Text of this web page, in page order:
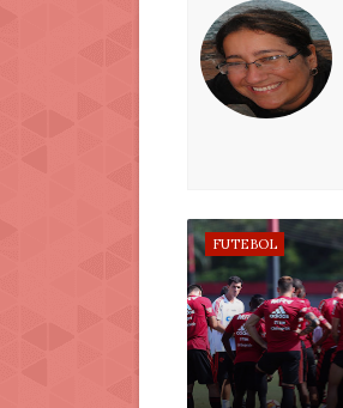
FUTEBOL